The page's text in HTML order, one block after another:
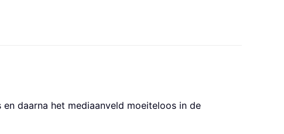
daarna het mediaanveld moeiteloos in de